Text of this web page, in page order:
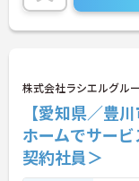
株式会社ラシエルグル
【愛知県／豊
ホームでサー
契約社員＞